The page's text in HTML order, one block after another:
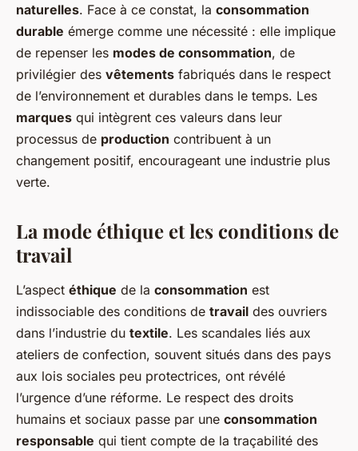
naturelles. Face à ce constat, la consommation
durable émerge comme une nécessité : elle implique
de repenser les modes de consommation, de
privilégier des vêtements fabriqués dans le respect
de l’environnement et durables dans le temps. Les
marques qui intègrent ces valeurs dans leur
processus de production contribuent à un
changement positif, encourageant une industrie plus
verte.
La mode éthique et les conditions de
travail
L’aspect éthique de la consommation est
indissociable des conditions de travail des ouvriers
dans l’industrie du textile. Les scandales liés aux
ateliers de confection, souvent situés dans des pays
aux lois sociales peu protectrices, ont révélé
l’urgence d’une réforme. Le respect des droits
humains et sociaux passe par une consommation
responsable qui tient compte de la traçabilité des